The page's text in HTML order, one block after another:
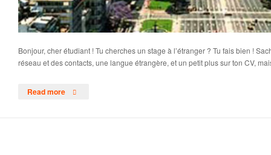
Bonjour, cher étudiant ! Tu cherches un stage à l’étranger ? Tu fais bien !
réseau et des contacts, une langue étrangère, et un petit plus sur ton CV,
Read more